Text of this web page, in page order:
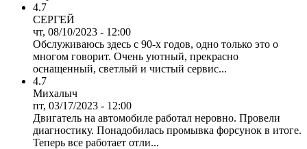
4.7
СЕРГЕЙ
чт, 08/10/2023 - 12:00
Обслуживаюсь здесь с 90-х годов, одно только это о
многом говорит. Очень уютный, прекрасно
оснащенный, светлый и чистый сервис...
4.7
Михалыч
пт, 03/17/2023 - 12:00
Двигатель на автомобиле работал неровно. Провели
диагностику. Понадобилась промывка форсунок в итоге.
Теперь все работает отли...